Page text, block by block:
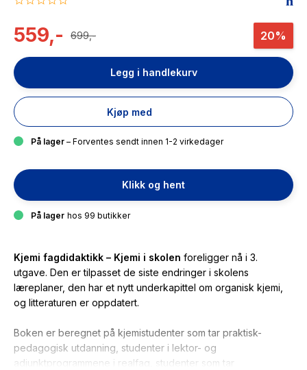
0.0
rating
559,- 699,- 20%
Legg i handlekurv
Kjøp med
På lager – Forventes sendt innen 1-2 virkedager
Klikk og hent
På lager hos 99 butikker
Kjemi fagdidaktikk – Kjemi i skolen foreligger nå i 3.
utgave. Den er tilpasset de siste endringer i skolens
læreplaner, den har et nytt underkapittel om organisk kjemi,
og litteraturen er oppdatert.
Boken er beregnet på kjemistudenter som tar praktisk-
pedagogisk utdanning, studenter i lektor- og
adjunktprogrammene i realfag, studenter som tar